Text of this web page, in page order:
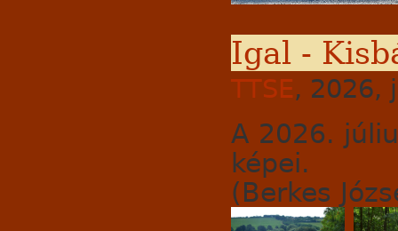
Igal -
TTSE, 2026,
A 2026.
képei.
(Berkes